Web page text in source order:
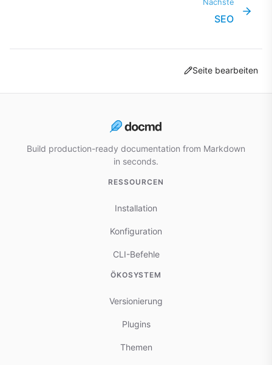
Nächste
SEO
Seite bearbeiten
Build production-ready documentation from Markdown
in seconds.
RESSOURCEN
Installation
Konfiguration
CLI-Befehle
ÖKOSYSTEM
Versionierung
Plugins
Themen